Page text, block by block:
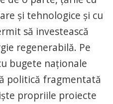
și tehnologice și cu
să investească
regenerabilă. Pe
bugete naționale
politică fragmentată
propriile proiecte